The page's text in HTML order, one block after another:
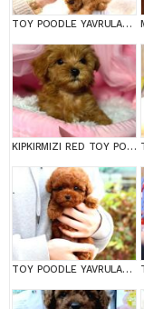
TOY POODLE YAVRULARIM
KIPKIRMIZI RED TOY POODLE SEVİMLİ YAVRULAR
TOY POODLE YAVRULARIM